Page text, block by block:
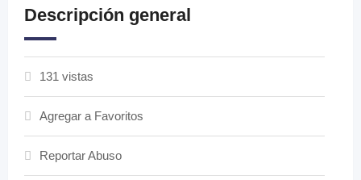
Descripción general
131 vistas
Agregar a Favoritos
Reportar Abuso